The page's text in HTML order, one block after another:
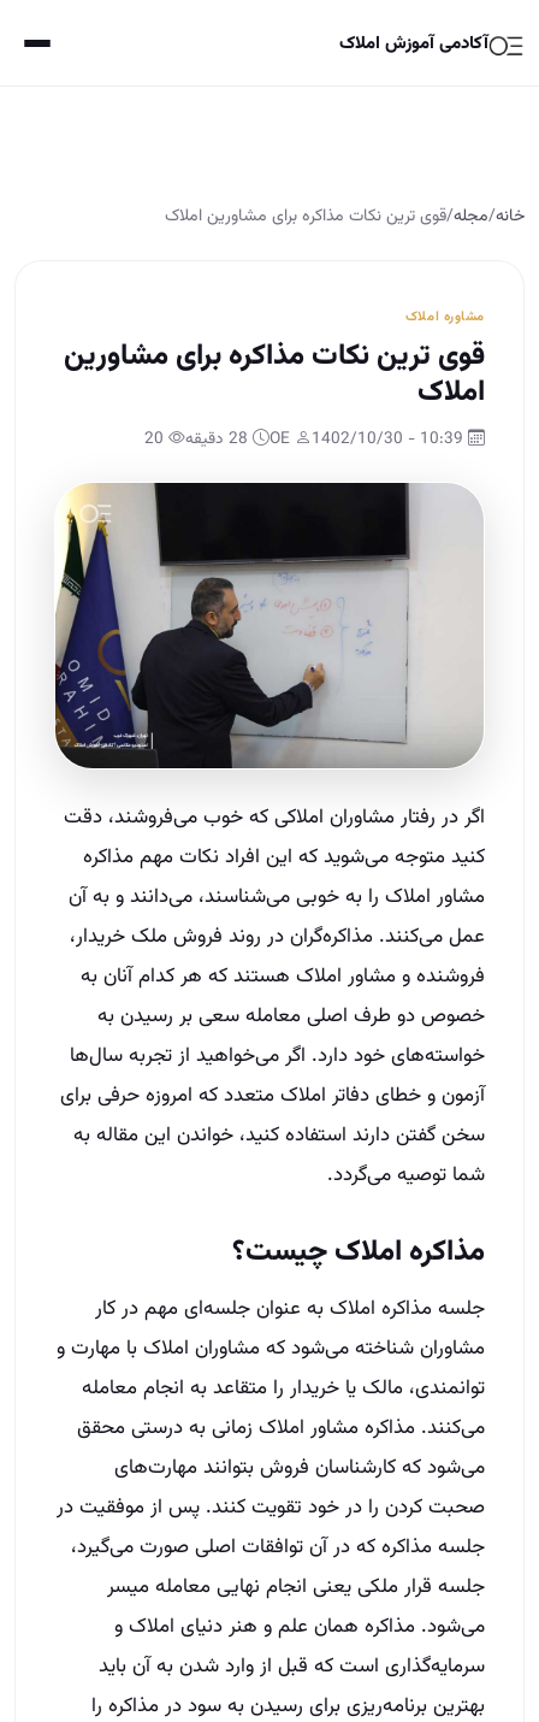
آکادمی آموزش املاک
خانه/مجله/قوی ترین نکات مذاکره برای مشاورین املاک
مشاوره املاک
قوی ترین نکات مذاکره برای مشاورین
املاک
اگر در رفتار مشاوران املاکی که خوب می‌فروشند، دقت
کنید متوجه می‌شوید که این افراد نکات مهم مذاکره
مشاور املاک را به خوبی می‌شناسند، می‌دانند و به آن
عمل می‌کنند. مذاکره‌گران در روند فروش ملک خریدار،
فروشنده و مشاور املاک هستند که هر کدام آنان به
خصوص دو طرف اصلی معامله سعی بر رسیدن به
خواسته‌های خود دارد. اگر می‌خواهید از تجربه سال‌ها
آزمون و خطای دفاتر املاک متعدد که امروزه حرفی برای
سخن گفتن دارند استفاده کنید، خواندن این مقاله به
شما توصیه می‌گردد.
مذاکره املاک چیست؟
جلسه مذاکره املاک به عنوان جلسه‌ای مهم در کار
مشاوران شناخته می‌شود که مشاوران املاک با مهارت و
توانمندی، مالک یا خریدار را متقاعد به انجام معامله
می‌کنند. مذاکره مشاور املاک زمانی به درستی محقق
می‌شود که کارشناسان فروش بتوانند مهارت‌های
صحبت کردن را در خود تقویت کنند. پس از موفقیت در
جلسه مذاکره که در آن توافقات اصلی صورت می‌گیرد،
جلسه قرار ملکی یعنی انجام نهایی معامله میسر
می‌شود. مذاکره همان علم و هنر دنیای املاک و
سرمایه‌گذاری است که قبل از وارد شدن به آن باید
بهترین برنامه‌ریزی برای رسیدن به سود در مذاکره را